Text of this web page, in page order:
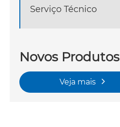
Serviço Técnico
Novos Produtos
Veja mais